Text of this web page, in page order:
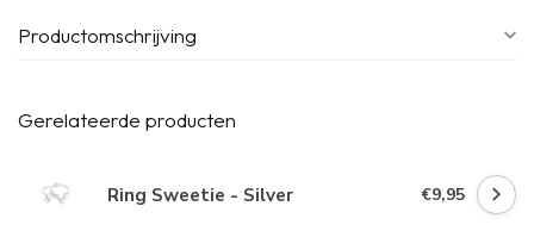
Productomschrijving
Gerelateerde producten
Ring Sweetie - Silver €9,95